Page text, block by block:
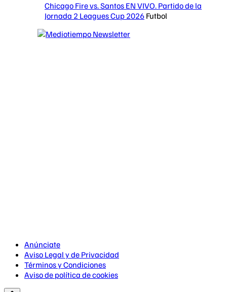
Chicago Fire vs. Santos EN VIVO. Partido de la
Jornada 2 Leagues Cup 2026 Futbol
Anúnciate
Aviso Legal y de Privacidad
Términos y Condiciones
Aviso de política de cookies